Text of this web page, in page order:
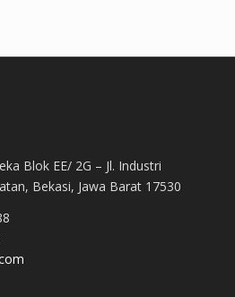
Blok EE/ 2G – Jl. Industri
Bekasi, Jawa Barat 17530